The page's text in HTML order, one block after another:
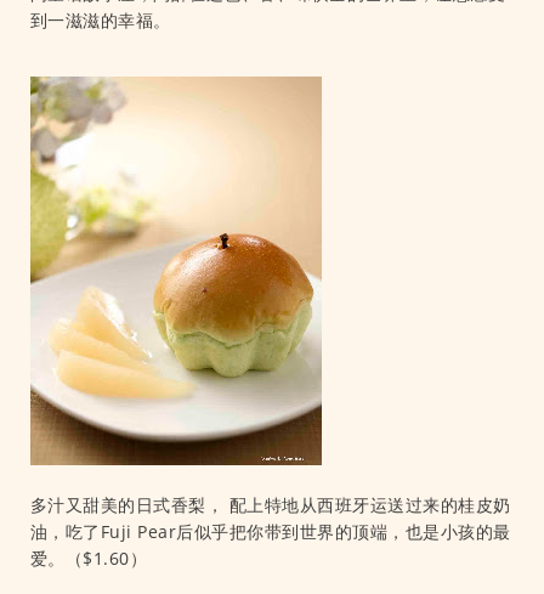
到一滋滋的幸福。
多汁又甜美的日式香梨， 配上特地从西班牙运送过来的桂皮奶
油，吃了Fuji Pear后似乎把你带到世界的顶端，也是小孩的最
爱。（$1.60）